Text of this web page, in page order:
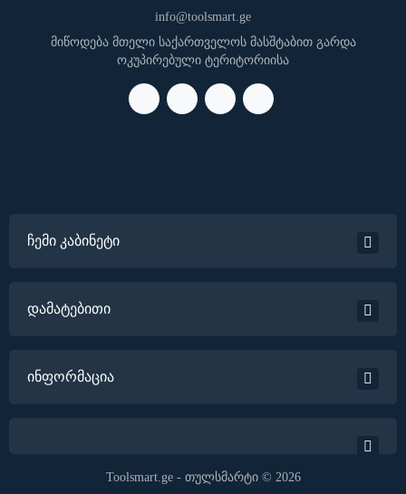
info@toolsmart.ge
მიწოდება მთელი საქართველოს მასშტაბით გარდა
ოკუპირებული ტერიტორიისა
ჩემი კაბინეტი
დამატებითი
ინფორმაცია
Toolsmart.ge - თულსმარტი © 2026